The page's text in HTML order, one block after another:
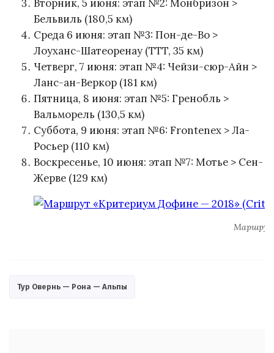
Вторник, 5 июня: этап №2: Монбризон >
Бельвиль (180,5 км)
Среда 6 июня: этап №3: Пон-де-Во >
Лоуханс-Шатеоренау (TTT, 35 км)
Четверг, 7 июня: этап №4: Чейзи-сюр-Айн >
Ланс-ан-Веркор (181 км)
Пятница, 8 июня: этап №5: Гренобль >
Вальморель (130,5 км)
Суббота, 9 июня: этап №6: Frontenex > Ла-
Росьер (110 км)
Воскресенье, 10 июня: этап №7: Мотье > Сен-
Жерве (129 км)
Маршрут
Тур Овернь — Рона — Альпы